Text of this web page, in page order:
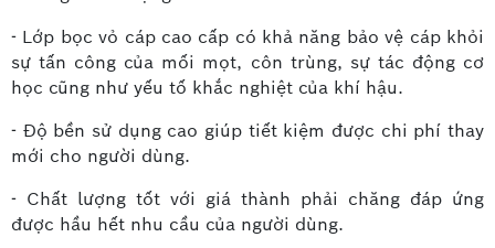
- Lớp bọc vỏ cáp cao cấp có khả năng bảo vệ cáp khỏi
sự tấn công của mối mọt, côn trùng, sự tác động cơ
học cũng như yếu tố khắc nghiệt của khí hậu.
- Độ bền sử dụng cao giúp tiết kiệm được chi phí thay
mới cho người dùng.
- Chất lượng tốt với giá thành phải chăng đáp ứng
được hầu hết nhu cầu của người dùng.